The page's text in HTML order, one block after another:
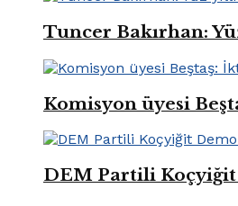
Tuncer Bakırhan:
Komisyon üyesi
DEM Partili